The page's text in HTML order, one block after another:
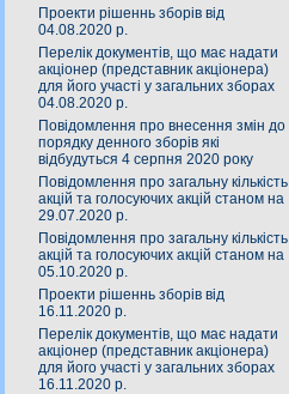
Проекти рішеннь зборів від
04.08.2020 р.
Перелік документів, що має надати
акціонер (представник акціонера)
для його участі у загальних зборах
04.08.2020 р.
Повідомлення про внесення змін до
порядку денного зборів які
відбудуться 4 серпня 2020 року
Повідомлення про загальну кількість
акцій та голосуючих акцій станом на
29.07.2020 р.
Повідомлення про загальну кількість
акцій та голосуючих акцій станом на
05.10.2020 р.
Проекти рішеннь зборів від
16.11.2020 р.
Перелік документів, що має надати
акціонер (представник акціонера)
для його участі у загальних зборах
16.11.2020 р.